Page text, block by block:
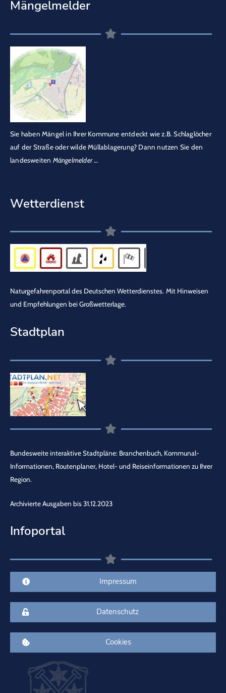
Mängelmelder
Sie haben Mängel in Ihrer Kommune entdeckt wie z.B. Schlaglöcher
auf der Straße oder wilde Müllablagerung? Dann nutzen Sie den
landesweiten Mängelmelder…
Wetterdienst
Naturgefahrenportal des Deutschen Wetterdienstes. Mit Hinweisen
und Empfehlungen bei Großwetterlage.
Stadtplan
Bundesweite interaktive Stadtpläne: Branchenbuch, Kommunal-
Informationen, Routenplaner, Hotel- und Reiseinformationen zu Ihrer
Region.
Archivierte Ausgaben bis 31.12.2023
Infoportal
Impressum
Datenschutz
Cookies